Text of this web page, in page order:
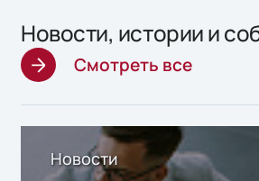
Новости, истории и
Смотреть все
Новости